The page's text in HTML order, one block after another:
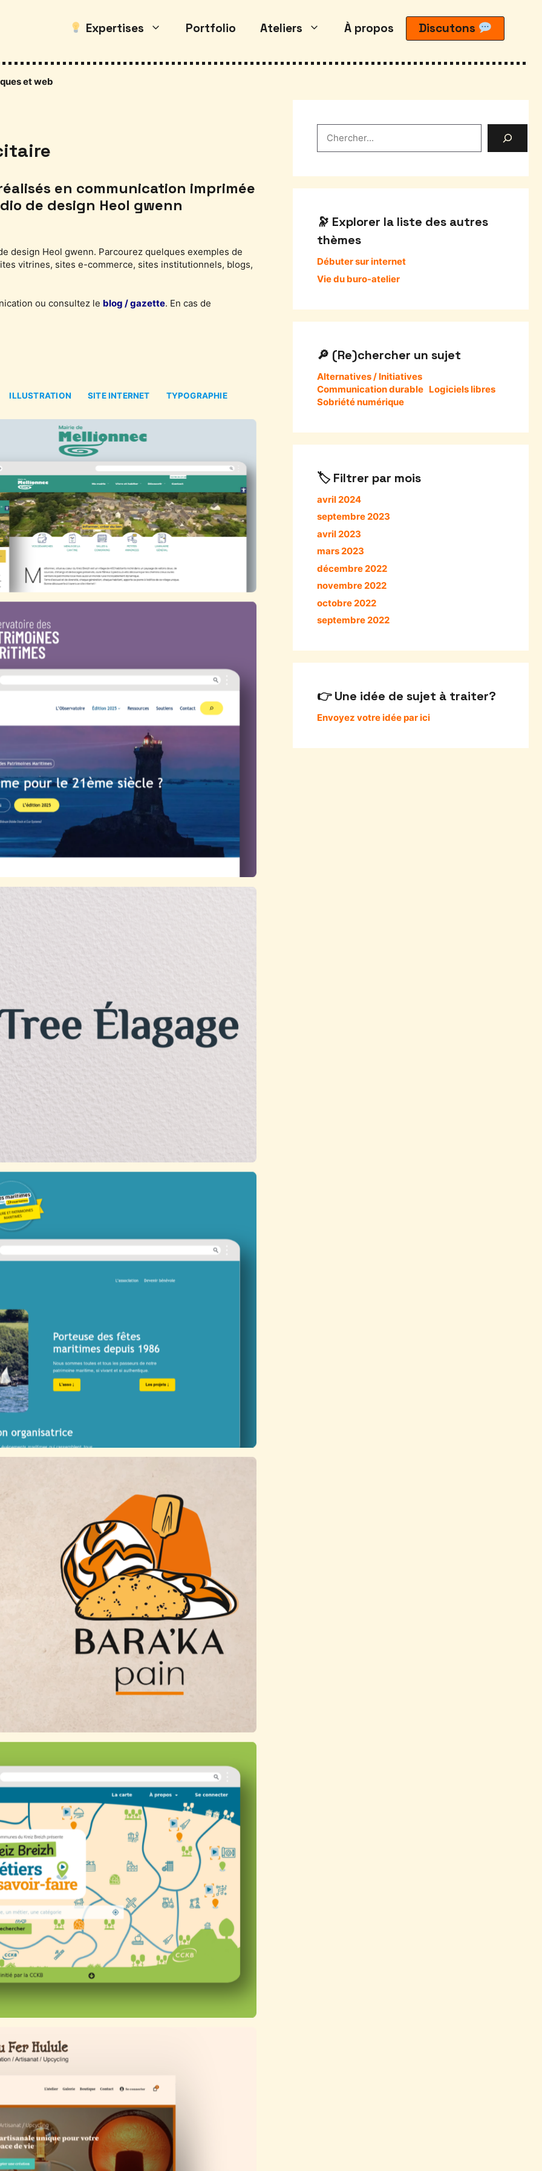
Expertises Portfolio Ateliers À propos Discutons
et web
en communication imprimée
de design Heol gwenn
design Heol gwenn. Parcourez quelques exemples de
vitrines, sites e-commerce, sites institutionnels, blogs,
ou consultez le blog / gazette. En cas de
ILLUSTRATION SITE INTERNET TYPOGRAPHIE
Explorer la liste des autres
thèmes
Débuter sur internet
Vie du buro-atelier
(Re)chercher un sujet
Alternatives / Initiatives
Communication durable Logiciels libres
Sobriété numérique
Filtrer par mois
avril 2024
septembre 2023
avril 2023
mars 2023
décembre 2022
novembre 2022
octobre 2022
septembre 2022
Une idée de sujet à traiter?
Envoyez votre idée par ici